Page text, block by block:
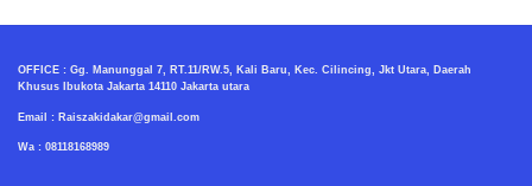
OFFICE : Gg. Manunggal 7, RT.11/RW.5, Kali Baru, Kec. Cilincing, Jkt Utara, Daerah
Khusus Ibukota Jakarta 14110 Jakarta utara
Email : Raiszakidakar@gmail.com
Wa : 08118168989